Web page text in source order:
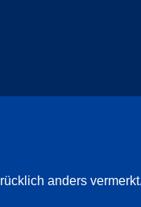
anders vermerkt.